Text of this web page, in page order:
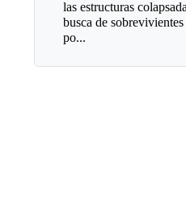
las estructuras
busca de sobrevivientes
po...